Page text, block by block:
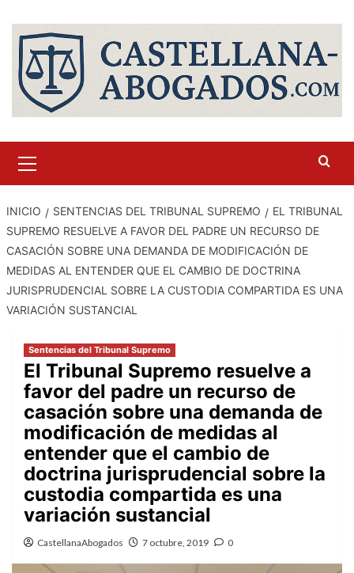
contenido
primario
INICIO SENTENCIAS DEL TRIBUNAL SUPREMO
EL TRIBUNAL
SUPREMO RESUELVE A FAVOR DEL PADRE UN RECURSO DE
CASACIÓN SOBRE UNA DEMANDA DE MODIFICACIÓN DE
MEDIDAS AL ENTENDER QUE EL CAMBIO DE DOCTRINA
JURISPRUDENCIAL SOBRE LA CUSTODIA COMPARTIDA ES UNA
VARIACIÓN SUSTANCIAL
Sentencias del Tribunal Supremo
El Tribunal Supremo resuelve a
favor del padre un recurso de
casación sobre una demanda de
modificación de medidas al
entender que el cambio de
doctrina jurisprudencial sobre la
custodia compartida es una
variación sustancial
CastellanaAbogados 7 octubre, 2019 0